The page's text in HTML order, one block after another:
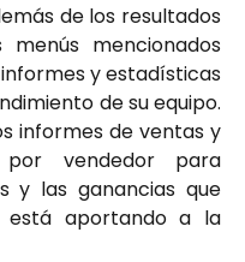
de los resultados
mencionados
y estadísticas
de su equipo.
informes de ventas y
vendedor para
y las ganancias que
está aportando a la